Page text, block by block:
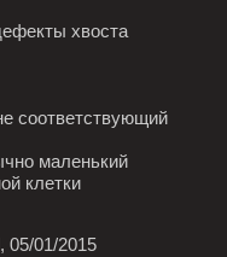
хвоста
соответствующий
маленький
клетки
05/01/2015